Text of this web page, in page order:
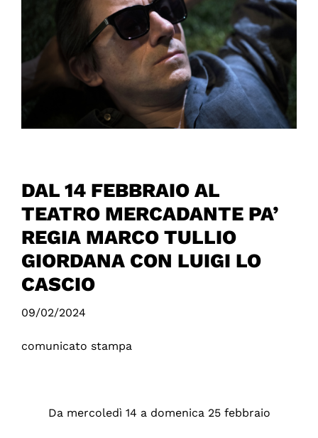
DAL 14 FEBBRAIO AL
TEATRO MERCADANTE PA’
REGIA MARCO TULLIO
GIORDANA CON LUIGI LO
CASCIO
09/02/2024
comunicato stampa
Da mercoledì 14 a domenica 25 febbraio